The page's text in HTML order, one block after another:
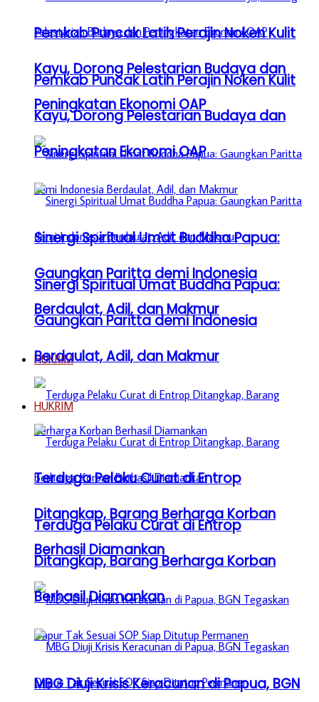
Pemkab Puncak Latih Perajin Noken Kulit
Kayu, Dorong Pelestarian Budaya dan
Peningkatan Ekonomi OAP
Sinergi Spiritual Umat Buddha Papua:
Gaungkan Paritta demi Indonesia
Berdaulat, Adil, dan Makmur
HUKRIM
Terduga Pelaku Curat di Entrop
Ditangkap, Barang Berharga Korban
Berhasil Diamankan
MBG Diuji Krisis Keracunan di Papua, BGN
Pemkab Puncak Latih Perajin Noken Kulit
Kayu, Dorong Pelestarian Budaya dan
Peningkatan Ekonomi OAP
Sinergi Spiritual Umat Buddha Papua:
Gaungkan Paritta demi Indonesia
Berdaulat, Adil, dan Makmur
HUKRIM
Terduga Pelaku Curat di Entrop
Ditangkap, Barang Berharga Korban
Berhasil Diamankan